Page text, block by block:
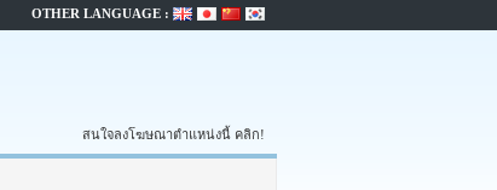
สนใจลงโฆษณาตำแหน่งนี้ คลิก!
OTHER LANGUAGE :